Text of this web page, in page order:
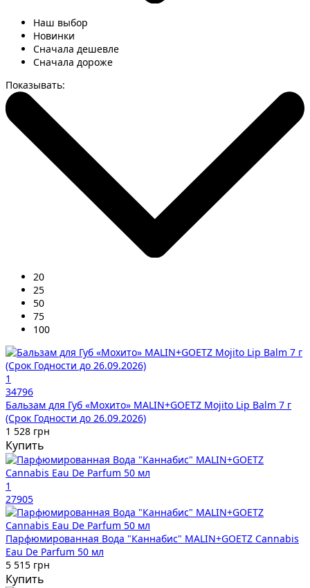
Наш выбор
Новинки
Сначала дешевле
Сначала дороже
Показывать:
20
25
50
75
100
1
34796
Бальзам для Губ «Мохито» MALIN+GOETZ Mojito Lip Balm 7 г
(Срок Годности до 26.09.2026)
1 528 грн
Купить
1
27905
Парфюмированная Вода "Каннабис" MALIN+GOETZ Cannabis
Eau De Parfum 50 мл
5 515 грн
Купить